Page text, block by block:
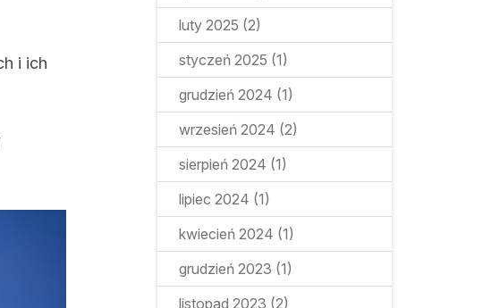
i ich
luty 2025 (2)
styczeń 2025 (1)
grudzień 2024 (1)
wrzesień 2024 (2)
sierpień 2024 (1)
lipiec 2024 (1)
kwiecień 2024 (1)
grudzień 2023 (1)
listopad 2023 (2)